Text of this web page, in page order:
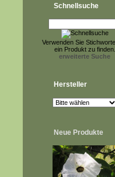
Schnellsuche
Verwenden Sie
ein Produkt zu finden.
erweiterte Suche
Hersteller
Neue Produkte